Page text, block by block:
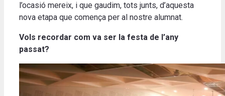
l’ocasió mereix, i que gaudim, tots junts, d’aquesta
nova etapa que comença per al nostre alumnat.
Vols recordar com va ser la festa de l’any
passat?